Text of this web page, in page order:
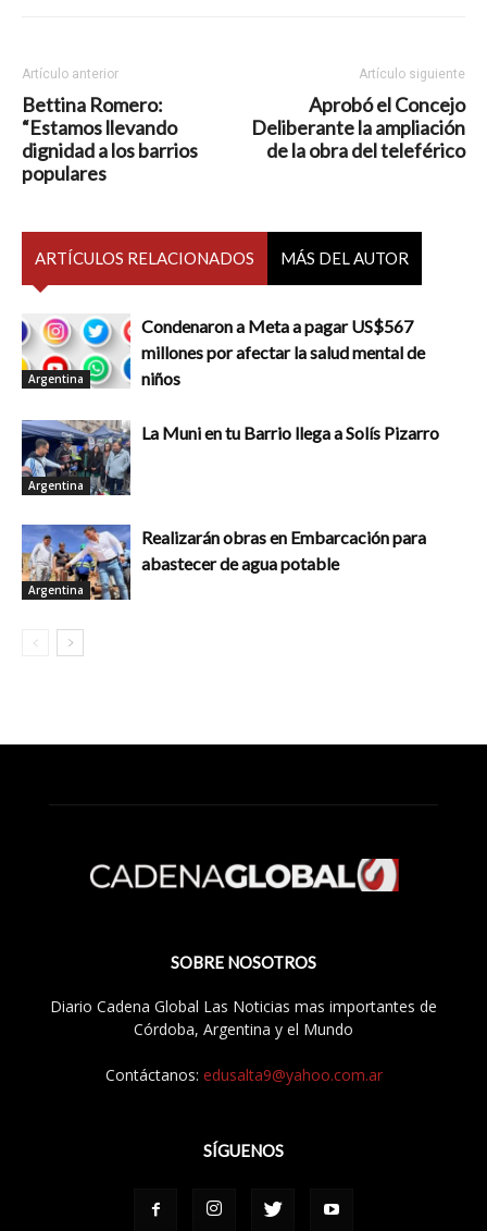
Artículo anterior
Bettina Romero:
“Estamos llevando
dignidad a los barrios
populares
Artículo siguiente
Aprobó el Concejo
Deliberante la ampliación
de la obra del teleférico
ARTÍCULOS RELACIONADOS MÁS DEL AUTOR
Argentina
Condenaron a Meta a pagar US$567
millones por afectar la salud mental de
niños
Argentina
La Muni en tu Barrio llega a Solís Pizarro
Argentina
Realizarán obras en Embarcación para
abastecer de agua potable
SOBRE NOSOTROS
Diario Cadena Global Las Noticias mas importantes de
Córdoba, Argentina y el Mundo
Contáctanos: edusalta9@yahoo.com.ar
SÍGUENOS